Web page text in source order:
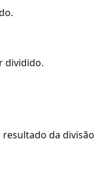
dividido.
da divisão